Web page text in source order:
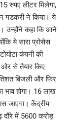
रुपए लीटर मिलेगा,
गडकरी ने किया। ये
उन्होंने कहा कि आने
ये सारा प्रोसेस
कंपनी की
ओर से तैयार किए
बिजली और फिर
भाव होगा। 16 लाख
जाएगा। केंद्रीय
दौरे में 5600 करोड़